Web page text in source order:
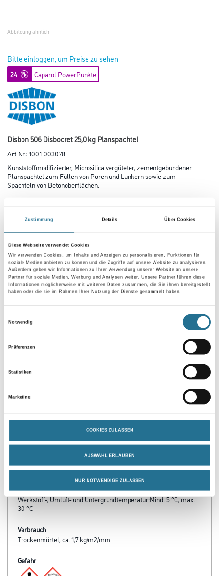
Zustimmung Details Über Cookies
Diese Webseite verwendet Cookies
Wir verwenden Cookies, um Inhalte und Anzeigen zu personalisieren, Funktionen für
soziale Medien anbieten zu können und die Zugriffe auf unsere Website zu analysieren.
Außerdem geben wir Informationen zu Ihrer Verwendung unserer Website an unsere
Partner für soziale Medien, Werbung und Analysen weiter. Unsere Partner führen diese
Informationen möglicherweise mit weiteren Daten zusammen, die Sie ihnen bereitgestellt
haben oder die sie im Rahmen Ihrer Nutzung der Dienste gesammelt haben.
Notwendig
Präferenzen
Statistiken
Marketing
COOKIES ZULASSEN
AUSWAHL ERLAUBEN
NUR NOTWENDIGE ZULASSEN
Abbildung ähnlich
Bitte einloggen, um Preise zu sehen
24 Caparol PowerPunkte
Disbon 506 Disbocret 25,0 kg Planspachtel
Art-Nr.:1001-003078
Kunststoffmodifizierter, Microsilica vergüteter, zementgebundener
Planspachtel zum Füllen von Poren und Lunkern sowie zum
Spachteln von Betonoberflächen.
Gebinde
Umrechnungsfaktoren
- Einfache Zubereitung und sehr gute Verarbeitbarkeit
- Maschinell verarbeitbar
- Trocken filzbar
- Hohe Druck- und Haftzugfestigkeiten
- Erfüllt die Anforderung der EN 1504-3
Verarbeitungstemp./Luftfeuchte
Werkstoff-, Umluft- und Untergrundtemperatur:Mind. 5 °C, max.
30 °C
Verbrauch
Trockenmörtel, ca. 1,7 kg/m2/mm
Gefahr